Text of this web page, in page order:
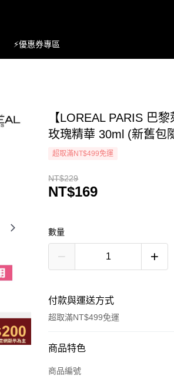
⚡優惠券專區
【LOREAL PARIS 巴
玫瑰精華 30ml (新舊包
超取滿NT$499免運
NT$229
NT$169
數量
付款與運送方式
超取滿NT$499免運
付款方式
icash Pay
商品特色
商品編號